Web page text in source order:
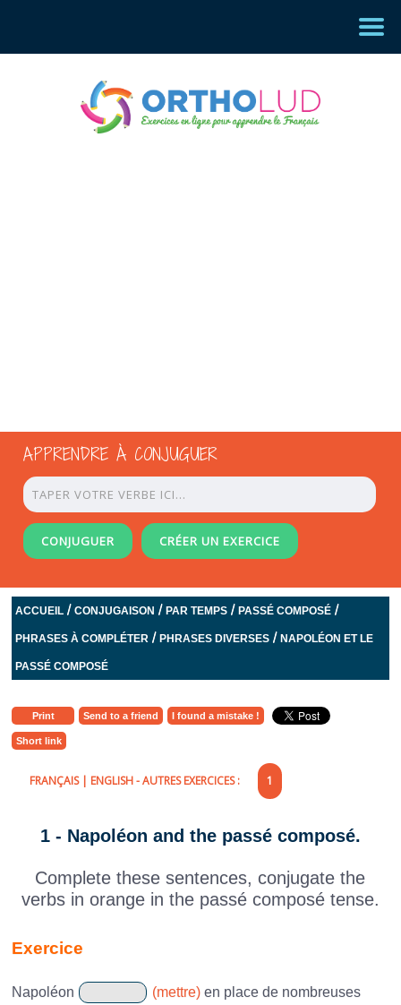
APPRENDRE À CONJUGUER
CONJUGUER CRÉER UN EXERCICE
ACCUEIL /CONJUGAISON /PAR TEMPS /PASSÉ COMPOSÉ /
PHRASES À COMPLÉTER /PHRASES DIVERSES /NAPOLÉON ET LE
PASSÉ COMPOSÉ
Print Send to a friend I found a mistake !
Short link
FRANÇAIS| ENGLISH- AUTRES EXERCICES : 1
1 - Napoléon and the passé composé.
Complete these sentences, conjugate the
verbs in orange in the passé composé tense.
Exercice
Napoléon (mettre) en place de nombreuses